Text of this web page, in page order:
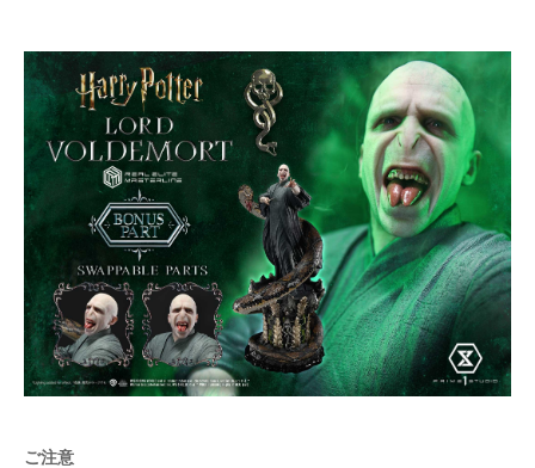
ご注意